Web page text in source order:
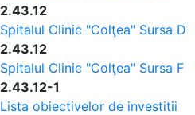
2.43.12
Spitalul Clinic "Colţea" Sursa D
2.43.12
Spitalul Clinic "Colţea" Sursa F
2.43.12-1
Lista obiectivelor de investitii